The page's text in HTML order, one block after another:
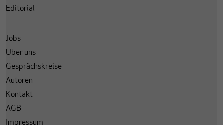
Editorial
Jobs
Über uns
Gesprächskreise
Autoren
Kontakt
AGB
Impressum